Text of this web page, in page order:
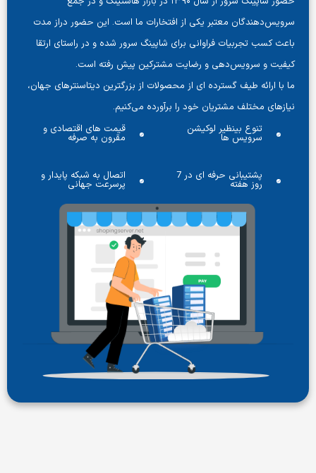
معتبر یکی از افتخارات ما است. این حضور دراز مدت
تجربیات فراوانی برای شاپینگ سرور شده‌ و در راستای ارتقا
و سرویس‌دهی و رضایت مشترکین پیش رفته است.
طیف گسترده ای از محصولات از بزرگترین دیتاسنترهای جهان،
مختلف مشتریان خود را برآورده می‌کنیم.
تنوع بینظیر لوکیشن
سرویس ها
پشتیبانی حرفه ای در 7
روز هفته
قیمت های اقتصادی و
مقرون به صرفه
اتصال به شبکه پایدار و
پرسرعت جهانی